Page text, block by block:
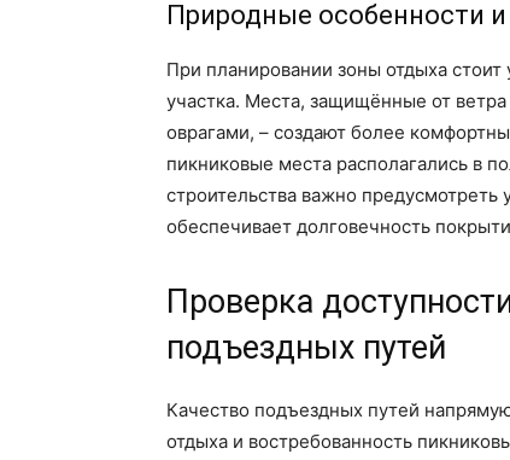
Природные особенности
При планировании зоны отдыха
участка. Места, защищённые от
оврагами, – создают более
пикниковые места располагались в
строительства важно
обеспечивает долговечность
Проверка
подъездных путей
Качество подъездных путей
отдыха и востребованность